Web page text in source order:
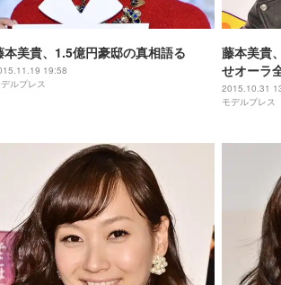
本美貴、1.5億円豪邸の真相語る
19:58
ルプレス
藤本美貴
せオーラ
2015.10.31
モデルプレス